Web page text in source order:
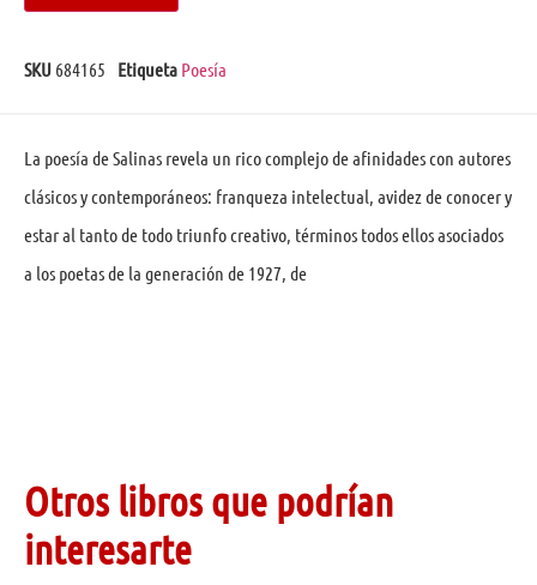
SKU 684165 Etiqueta Poesía
La poesía de Salinas revela un rico complejo de afinidades con autores
clásicos y contemporáneos: franqueza intelectual, avidez de conocer y
estar al tanto de todo triunfo creativo, términos todos ellos asociados
a los poetas de la generación de 1927, de
Otros libros que podrían
interesarte